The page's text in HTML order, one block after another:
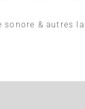
sonore & autres